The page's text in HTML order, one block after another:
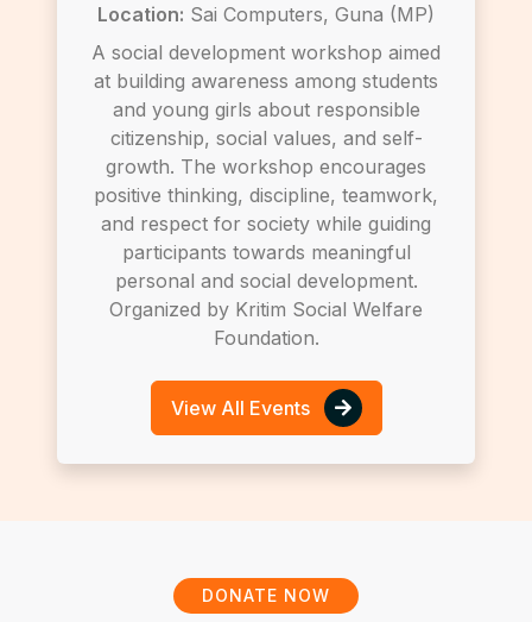
Location: Sai Computers, Guna (MP)
A social development workshop aimed
at building awareness among students
and young girls about responsible
citizenship, social values, and self-
growth. The workshop encourages
positive thinking, discipline, teamwork,
and respect for society while guiding
participants towards meaningful
personal and social development.
Organized by Kritim Social Welfare
Foundation.
View All Events
DONATE NOW